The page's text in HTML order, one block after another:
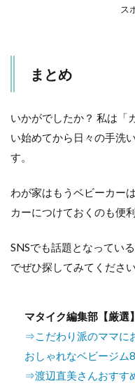
ス
まとめ
いかがでしたか？ 私は「
い始めてから日々の手洗
す。
わが家はもうベビーカー
カーにつけておくのも便
SNSでも話題となってい
でぜひ探してみてください
マタイク編集部【厳選
⇒こだわり派のママに
おしゃれなベビージム
⇒渡辺直美さんおすす